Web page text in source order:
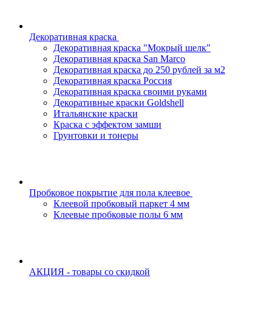
Декоративная краска
Декоративная краска "Мокрый шелк"
Декоративная краска San Marco
Декоративная краска до 250 рублей за м2
Декоративная краска Россия
Декоративная краска своими руками
Декоративные краски Goldshell
Итальянские краски
Краска с эффектом замши
Грунтовки и тонеры
Пробковое покрытие для пола клеевое
Клеевой пробковый паркет 4 мм
Клеевые пробковые полы 6 мм
АКЦИЯ - товары со скидкой